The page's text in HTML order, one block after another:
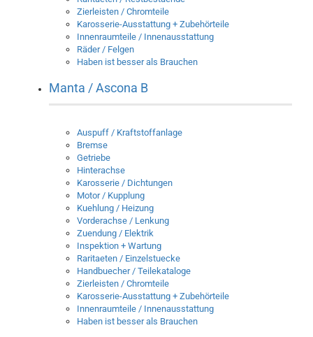
Zierleisten / Chromteile
Karosserie-Ausstattung + Zubehörteile
Innenraumteile / Innenausstattung
Räder / Felgen
Haben ist besser als Brauchen
Manta / Ascona B
Auspuff / Kraftstoffanlage
Bremse
Getriebe
Hinterachse
Karosserie / Dichtungen
Motor / Kupplung
Kuehlung / Heizung
Vorderachse / Lenkung
Zuendung / Elektrik
Inspektion + Wartung
Raritaeten / Einzelstuecke
Handbuecher / Teilekataloge
Zierleisten / Chromteile
Karosserie-Ausstattung + Zubehörteile
Innenraumteile / Innenausstattung
Haben ist besser als Brauchen